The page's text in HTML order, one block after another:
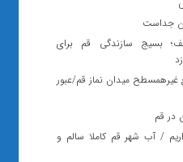
جداست
بسیج سازندگی قم برای
غیرهمسطح میدان نماز قم/عبور
در قم
/ آب شهر قم کاملا سالم و